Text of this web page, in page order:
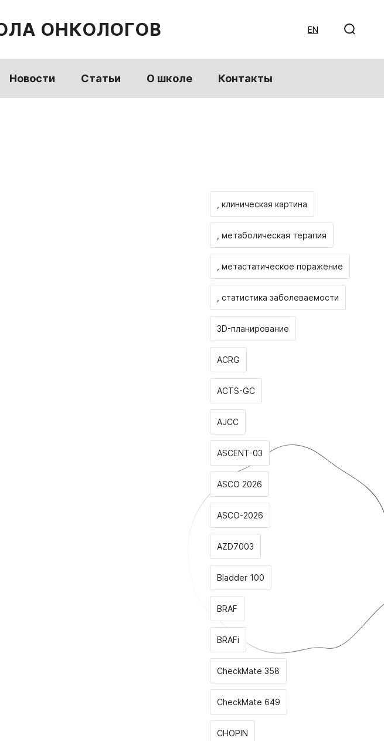
ОНКОЛОГОВ EN
Новости Статьи О школе Контакты
, клиническая картина
, метаболическая терапия
, метастатическое поражение
, статистика заболеваемости
3D-планирование
ACRG
ACTS-GC
AJCC
ASCENT-03
ASCO 2026
ASCO-2026
AZD7003
Bladder 100
BRAF
BRAFi
CheckMate 358
CheckMate 649
CHOPIN